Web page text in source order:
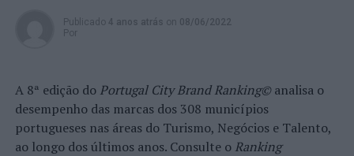
Publicado 4 anos atrás on 08/06/2022
Por
A 8ª edição do Portugal City Brand Ranking©analisa o
desempenho das marcas dos 308 municípios
portugueses nas áreas do Turismo, Negócios e Talento,
ao longo dos últimos anos. Consulte o Ranking